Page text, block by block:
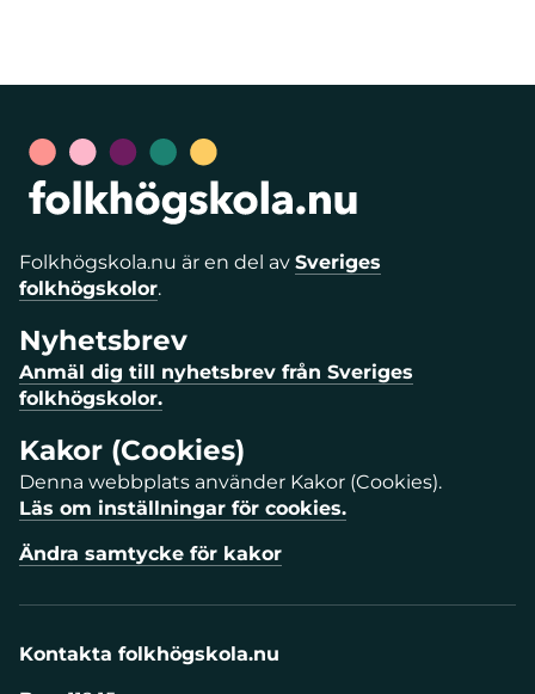
Folkhögskola.nu är en del av Sveriges
folkhögskolor.
Nyhetsbrev
Anmäl dig till nyhetsbrev från Sveriges
folkhögskolor.
Kakor (Cookies)
Denna webbplats använder Kakor (Cookies).
Läs om inställningar för cookies.
Ändra samtycke för kakor
Kontakta folkhögskola.nu